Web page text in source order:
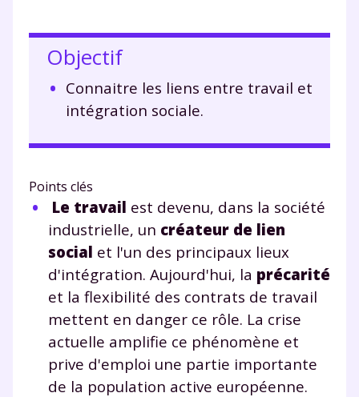
Objectif
Connaitre les liens entre travail et
intégration sociale.
Points clés
Le travail est devenu, dans la société
industrielle, un créateur de lien
social et l'un des principaux lieux
d'intégration. Aujourd'hui, la précarité
et la flexibilité des contrats de travail
mettent en danger ce rôle. La crise
actuelle amplifie ce phénomène et
prive d'emploi une partie importante
de la population active européenne.